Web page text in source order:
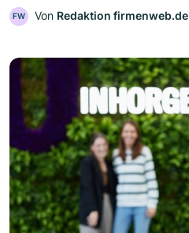
FW Von Redaktion firmenweb.de